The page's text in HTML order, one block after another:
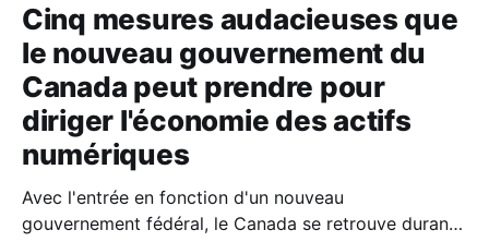
Cinq mesures audacieuses que
le nouveau gouvernement du
Canada peut prendre pour
diriger l'économie des actifs
numériques
Avec l'entrée en fonction d'un nouveau
gouvernement fédéral, le Canada se retrouve durant